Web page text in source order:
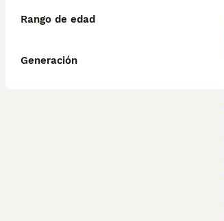
Rango de edad
Generación